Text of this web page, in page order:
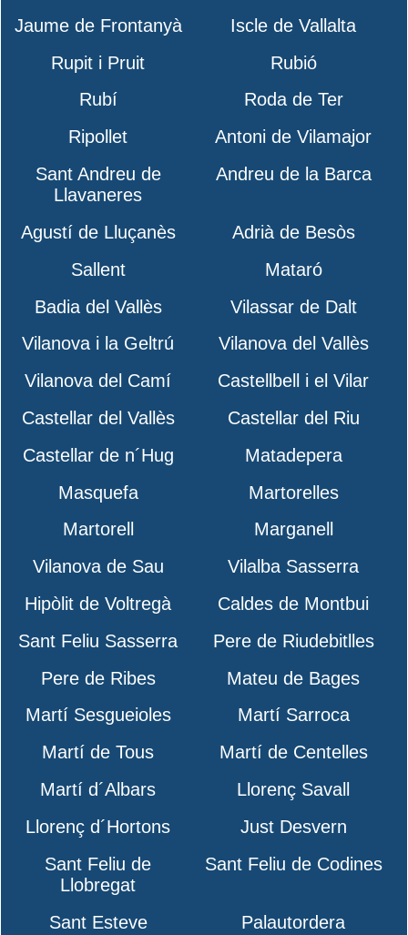
Jaume de Frontanyà
Iscle de Vallalta
Rupit i Pruit
Rubió
Rubí
Roda de Ter
Ripollet
Antoni de Vilamajor
Sant Andreu de
Llavaneres
Andreu de la Barca
Agustí de Lluçanès
Adrià de Besòs
Sallent
Mataró
Badia del Vallès
Vilassar de Dalt
Vilanova i la Geltrú
Vilanova del Vallès
Vilanova del Camí
Castellbell i el Vilar
Castellar del Vallès
Castellar del Riu
Castellar de n´Hug
Matadepera
Masquefa
Martorelles
Martorell
Marganell
Vilanova de Sau
Vilalba Sasserra
Hipòlit de Voltregà
Caldes de Montbui
Sant Feliu Sasserra
Pere de Riudebitlles
Pere de Ribes
Mateu de Bages
Martí Sesgueioles
Martí Sarroca
Martí de Tous
Martí de Centelles
Martí d´Albars
Llorenç Savall
Llorenç d´Hortons
Just Desvern
Sant Feliu de
Llobregat
Sant Feliu de Codines
Sant Esteve
Palautordera